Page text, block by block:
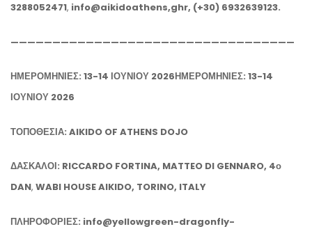
3288052471, info@aikidoathens,ghr, (+30) 6932639123.
——————————————————————————————————
ΗΜΕΡΟΜΗΝΙΕΣ: 13-14 ΙΟΥΝΙΟΥ 2026ΗΜΕΡΟΜΗΝΙΕΣ: 13-14
ΙΟΥΝΙΟΥ 2026
ΤΟΠΟΘΕΣΙΑ: AIKIDO OF ATHENS DOJO
ΔΑΣΚΑΛΟΙ: RICCARDO FORTINA, MATTEO DI GENNARO, 4ο
DAN, WABI HOUSE AIKIDO, TORINO, ITALY
ΠΛΗΡΟΦΟΡΙΕΣ: info@yellowgreen-dragonfly-